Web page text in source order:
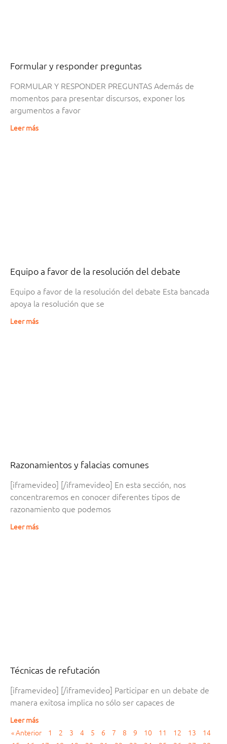
Formular y responder preguntas
FORMULAR Y RESPONDER PREGUNTAS Además de
momentos para presentar discursos, exponer los
argumentos a favor
Leer más
Equipo a favor de la resolución del debate
Equipo a favor de la resolución del debate Esta bancada
apoya la resolución que se
Leer más
Razonamientos y falacias comunes
[iframevideo] [/iframevideo] En esta sección, nos
concentraremos en conocer diferentes tipos de
razonamiento que podemos
Leer más
Técnicas de refutación
[iframevideo] [/iframevideo] Participar en un debate de
manera exitosa implica no sólo ser capaces de
Leer más
« Anterior
1 2 3 4 5 6 7 8 9 10 11 12 13
14